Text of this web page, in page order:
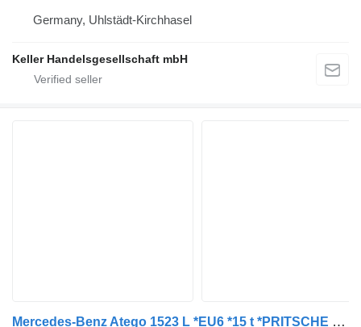
Germany, Uhlstädt-Kirchhasel
Keller Handelsgesellschaft mbH
Mercedes-Benz Atego 1523 L *EU6 *15 t *PRITSCHE GARDINE *KLIMA